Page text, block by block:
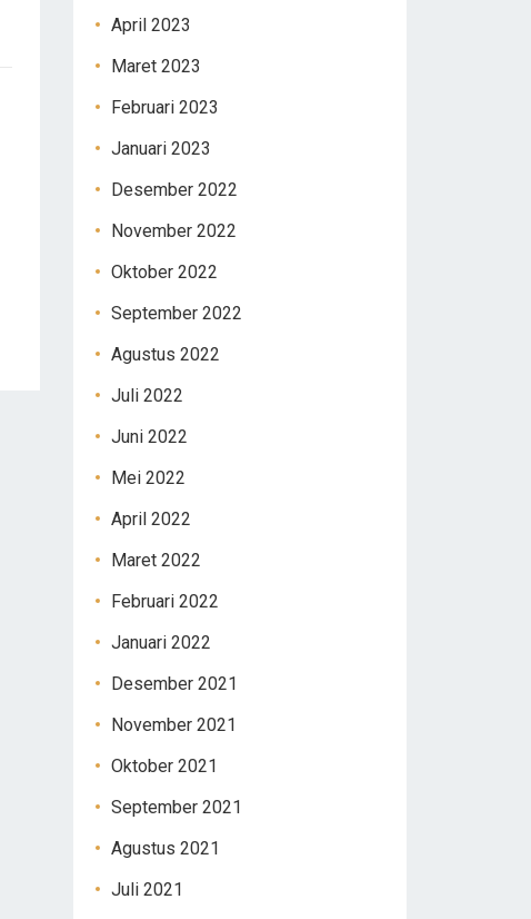
April 2023
Maret 2023
Februari 2023
Januari 2023
Desember 2022
November 2022
Oktober 2022
September 2022
Agustus 2022
Juli 2022
Juni 2022
Mei 2022
April 2022
Maret 2022
Februari 2022
Januari 2022
Desember 2021
November 2021
Oktober 2021
September 2021
Agustus 2021
Juli 2021